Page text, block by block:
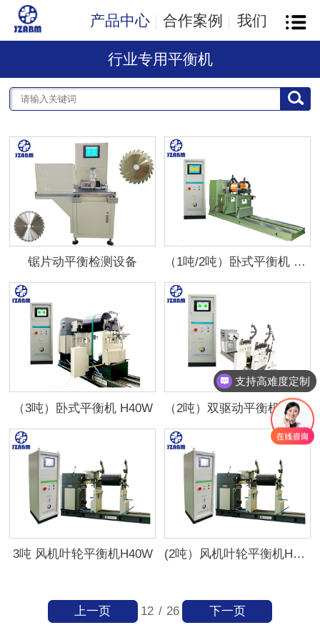
产品中心 合作案例 我们
行业专用平衡机
锯片动平衡检测设备 （1吨/2吨）卧式平衡机 H4/40
（3吨）卧式平衡机 H40W （2吨）双驱动平衡机H40UB
3吨 风机叶轮平衡机H40W (2吨）风机叶轮平衡机H40U
12 / 26
上一页 下一页
支持高难度定制